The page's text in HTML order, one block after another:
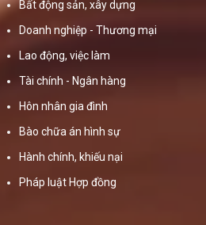
Bất động sản, xây dựng
Doanh nghiệp - Thương mại
Lao động, việc làm
Tài chính - Ngân hàng
Hôn nhân gia đình
Bào chữa án hình sự
Hành chính, khiếu nại
Pháp luật Hợp đồng